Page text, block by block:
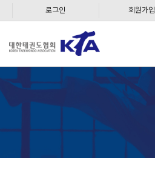
로그인 회원가입